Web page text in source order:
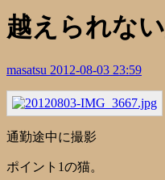
越えられな
masatsu 2012-08-03 23:59
通勤途中に撮影
ポイント1の猫。